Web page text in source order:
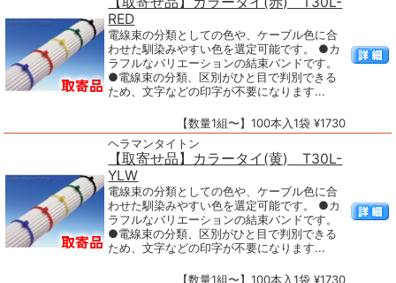
RED
電線束の分類としての色や、ケーブル色に合
わせた馴染みやすい色を選定可能です。 ●カ
ラフルなバリエーションの結束バンドです。
●電線束の分類、区別がひと目で判別できる
ため、文字などの印字が不要になります...
【数量1組〜】100本入1袋 ¥1730
ヘラマンタイトン
【取寄せ品】カラータイ(黄) T30L-
YLW
電線束の分類としての色や、ケーブル色に合
わせた馴染みやすい色を選定可能です。 ●カ
ラフルなバリエーションの結束バンドです。
●電線束の分類、区別がひと目で判別できる
ため、文字などの印字が不要になります...
【数量1組〜】100本入1袋 ¥1730